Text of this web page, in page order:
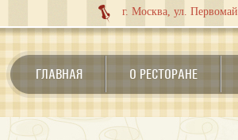
г. Москва, ул.
ГЛАВНАЯ О РЕСТОРАНЕ